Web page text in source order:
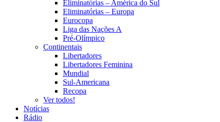
Eliminatórias – América do Sul
Eliminatórias – Europa
Eurocopa
Liga das Nações A
Pré-Olímpico
Continentais
Libertadores
Libertadores Feminina
Mundial
Sul-Americana
Recopa
Ver todos!
Notícias
Rádio